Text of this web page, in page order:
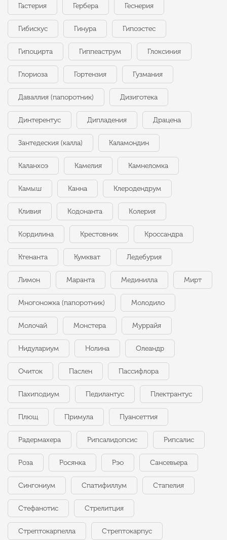
Гастерия Гербера Геснерия
Гибискус Гинура Гипоэстес
Гипоцирта Гиппеаструм Глоксиния
Глориоза Гортензия Гузмания
Даваллия (папоротник) Дизиготека
Динтерентус Дипладения Драцена
Зантедеския (калла) Каламондин
Каланхоэ Камелия Камнеломка
Камыш Канна Клеродендрум
Кливия Кодонанта Колерия
Кордилина Крестовник Кроссандра
Ктенанта Кумкват Ледебурия
Лимон Маранта Мединилла Мирт
Многоножка (папоротник) Молодило
Молочай Монстера Муррайя
Нидулариум Нолина Олеандр
Очиток Паслен Пассифлора
Пахиподиум Педилантус Плектрантус
Плющ Примула Пуансеттия
Радермахера Рипсалидопсис Рипсалис
Роза Росянка Рэо Сансевьера
Сингониум Спатифиллум Стапелия
Стефанотис Стрелитция
Стрептокарпелла Стрептокарпус